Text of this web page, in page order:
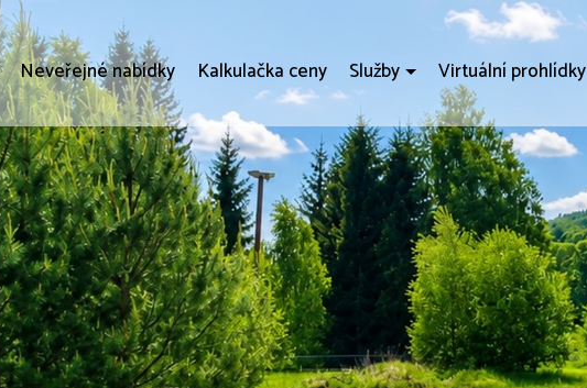
Neveřejné nabídky Kalkulačka ceny Služby Virtuální prohlídky